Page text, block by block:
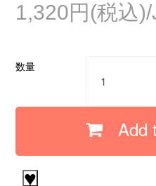
1,320円(税込
数量
Add
♥